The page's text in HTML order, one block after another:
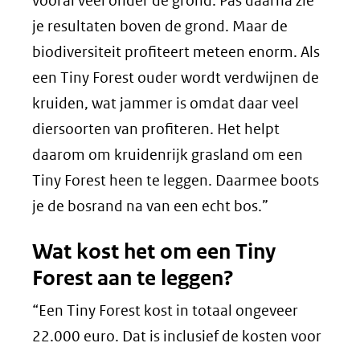
je resultaten boven de grond. Maar de
biodiversiteit profiteert meteen enorm. Als
een Tiny Forest ouder wordt verdwijnen de
kruiden, wat jammer is omdat daar veel
diersoorten van profiteren. Het helpt
daarom om kruidenrijk grasland om een
Tiny Forest heen te leggen. Daarmee boots
je de bosrand na van een echt bos.”
Wat kost het om een Tiny
Forest aan te leggen?
“Een Tiny Forest kost in totaal ongeveer
22.000 euro. Dat is inclusief de kosten voor